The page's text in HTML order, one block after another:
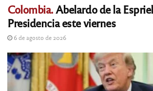
Colombia.Abelardo de la
Presidencia este viernes
6 de agosto de 2026